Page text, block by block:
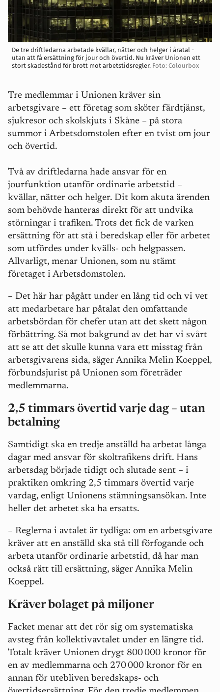
De tre driftledarna arbetade kvällar, nätter och helger i åratal -
utan att få ersättning för jour och övertid. Nu kräver Unionen ett
stort skadestånd för brott mot arbetstidsregler. Foto: Colourbox
Tre medlemmar i Unionen kräver sin
arbetsgivare – ett företag som sköter färdtjänst,
sjukresor och skolskjuts i Skåne – på stora
summor i Arbetsdomstolen efter en tvist om jour
och övertid.
Två av driftledarna hade ansvar för en
jourfunktion utanför ordinarie arbetstid –
kvällar, nätter och helger. Dit kom akuta ärenden
som behövde hanteras direkt för att undvika
störningar i trafiken. Trots det fick de varken
ersättning för att stå i beredskap eller för arbetet
som utfördes under kvälls- och helgpassen.
Allvarligt, menar Unionen, som nu stämt
företaget i Arbetsdomstolen.
– Det här har pågått under en lång tid och vi vet
att medarbetare har påtalat den omfattande
arbetsbördan för chefer utan att det skett någon
förbättring. Så mot bakgrund av det har vi svårt
att se att det skulle kunna vara ett misstag från
arbetsgivarens sida, säger Annika Melin Koeppel,
förbundsjurist på Unionen som företräder
medlemmarna.
2,5 timmars övertid varje dag – utan
betalning
Samtidigt ska en tredje anställd ha arbetat långa
dagar med ansvar för skoltrafikens drift. Hans
arbetsdag började tidigt och slutade sent – i
praktiken omkring 2,5 timmars övertid varje
vardag, enligt Unionens stämningsansökan. Inte
heller det arbetet ska ha ersatts.
– Reglerna i avtalet är tydliga: om en arbetsgivare
kräver att en anställd ska stå till förfogande och
arbeta utanför ordinarie arbetstid, då har man
också rätt till ersättning, säger Annika Melin
Koeppel.
Kräver bolaget på miljoner
Facket menar att det rör sig om systematiska
avsteg från kollektivavtalet under en längre tid.
Totalt kräver Unionen drygt 800000 kronor för
en av medlemmarna och 270000 kronor för en
annan för utebliven beredskaps- och